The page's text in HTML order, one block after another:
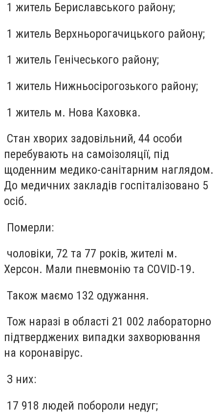
1 житель Бериславського району;
1 житель Верхньорогачицького району;
1 житель Генічеського району;
1 житель Нижньосірогозького району;
1 житель м. Нова Каховка.
Стан хворих задовільний, 44 особи
перебувають на самоізоляції, під
щоденним медико-санітарним наглядом.
До медичних закладів госпіталізовано 5
осіб.
Померли:
чоловіки, 72 та 77 років, жителі м.
Херсон. Мали пневмонію та COVID-19.
Також маємо 132 одужання.
Тож наразі в області 21 002 лабораторно
підтверджених випадки захворювання
на коронавірус.
З них:
17 918 людей побороли недуг;